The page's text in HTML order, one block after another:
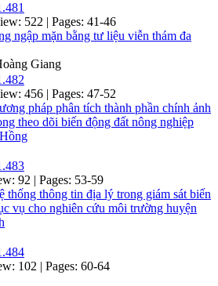
522 | Pages: 41-46
ngập mặn bằng tư liệu viễn thám đa
Giang
456 | Pages: 47-52
pháp phân tích thành phần chính ảnh
theo dõi biến động đất nông nghiệp
92 | Pages: 53-59
thống thông tin địa lý trong giám sát biến
vụ cho nghiên cứu môi trường huyện
102 | Pages: 60-64